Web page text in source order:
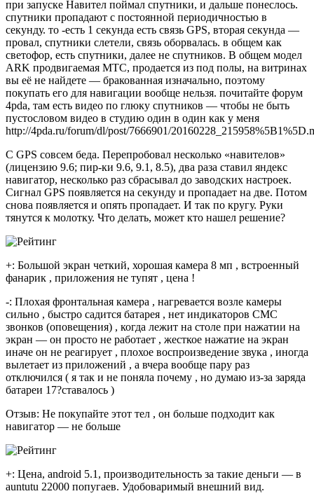
при запуске Навител поймал спутники, и дальше понеслось.
спутники пропадают с постоянной периодичностью в
секунду. то -есть 1 секунда есть связь GPS, вторая секунда —
провал, спутники слетели, связь оборвалась. в общем как
светофор, есть спутники, далее не спутников. В общем модел
ARK продвигаемая МТС, продается из под полы, на витринах
вы её не найдете — бракованная изначально, поэтому
покупать его для навигации вообще нельзя. почитайте форум
4pda, там есть видео по глюку спутников — чтобы не быть
пустословом видео в студию один в один как у меня
http://4pda.ru/forum/dl/post/7666901/
C GPS совсем беда. Перепробовал несколько «навителов»
(лицензию 9.6; пир-ки 9.6, 9.1, 8.5), два раза ставил яндекс
навигатор, несколько раз сбрасывал до заводских настроек.
Сигнал GPS появляется на секунду и пропадает на две. Потом
снова появляется и опять пропадает. И так по кругу. Руки
тянутся к молотку. Что делать, может кто нашел решение?
+: Большой экран четкий, хорошая камера 8 мп , встроенный
фанарик , приложения не тупят , цена !
-: Плохая фронтальная камера , нагревается возле камеры
сильно , быстро садится батарея , нет индикаторов СМС
звонков (оповещения) , когда лежит на столе при нажатии на
экран — он просто не работает , жесткое нажатие на экран
иначе он не реагирует , плохое воспроизведение звука , иногда
вылетает из приложений , а вчера вообще пару раз
отключился ( я так и не поняла почему , но думаю из-за заряда
батареи 17?ставалось )
Отзыв: Не покупайте этот тел , он больше подходит как
навигатор — не больше
+: Цена, android 5.1, производительность за такие деньги — в
auntutu 22000 попугаев. Удобоваримый внешний вид.